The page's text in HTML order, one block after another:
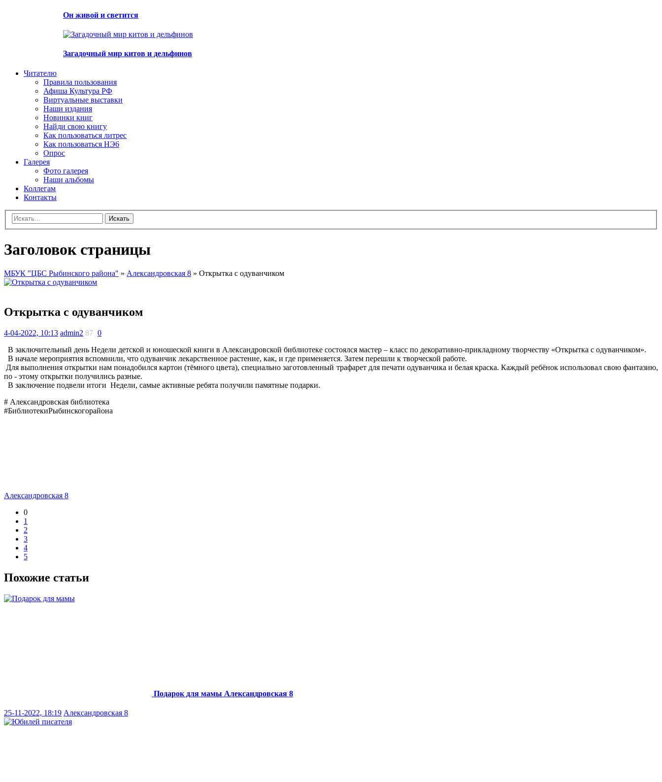
Он живой и светится
Загадочный мир китов и дельфинов
Читателю
Правила пользования
Афиша Культура РФ
Виртуальные выставки
Наши издания
Новинки книг
Найди свою книгу
Как пользоваться литрес
Как пользоваться НЭ6
Опрос
Галерея
Фото галерея
Наши альбомы
Коллегам
Контакты
Искать
Заголовок страницы
МБУК "ЦБС Рыбинского района" » Александровская 8 » Открытка с одуванчиком
Открытка с одуванчиком
4-04-2022, 10:13 admin2 87 0
В заключительный день Недели детской и юношеской книги в Александровской библиотеке состоялся мастер – класс по декоративно-прикладному творчеству «Открытка с одуванчиком».
В начале мероприятия вспомнили, что одуванчик лекарственное растение, как, и где применяется. Затем перешли к творческой работе.
Для выполнения открытки нам понадобился картон (тёмного цвета), специально заготовленный трафарет для печати одуванчика и белая краска. Каждый ребёнок использовал свою фантазию,
по - этому открытки получились разные.
В заключение подвели итоги Недели, самые активные ребята получили памятные подарки.
# Александровская библиотека
#БиблиотекиРыбинскогорайона
Александровская 8
0
1
2
3
4
5
Похожие статьи
Подарок для мамы Александровская 8
25-11-2022, 18:19 Александровская 8